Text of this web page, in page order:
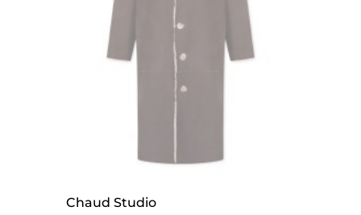
Chaud Studio